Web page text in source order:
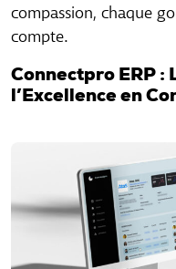
compassion, chaque
compte.
Connectpro ERP :
l’Excellence en